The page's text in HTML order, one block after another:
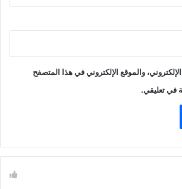
والموقع الإلكتروني في هذا المتصفح
في تعليقي.